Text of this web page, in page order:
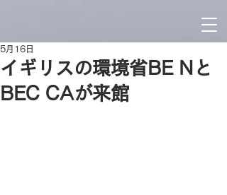
イギリスの環境省BE Nと
BEC CAが来館
5月16日